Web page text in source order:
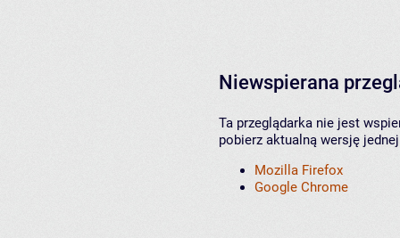
Niewspierana
Ta przeglądarka nie jest
pobierz aktualną wersję
Mozilla Firefox
Google Chrome